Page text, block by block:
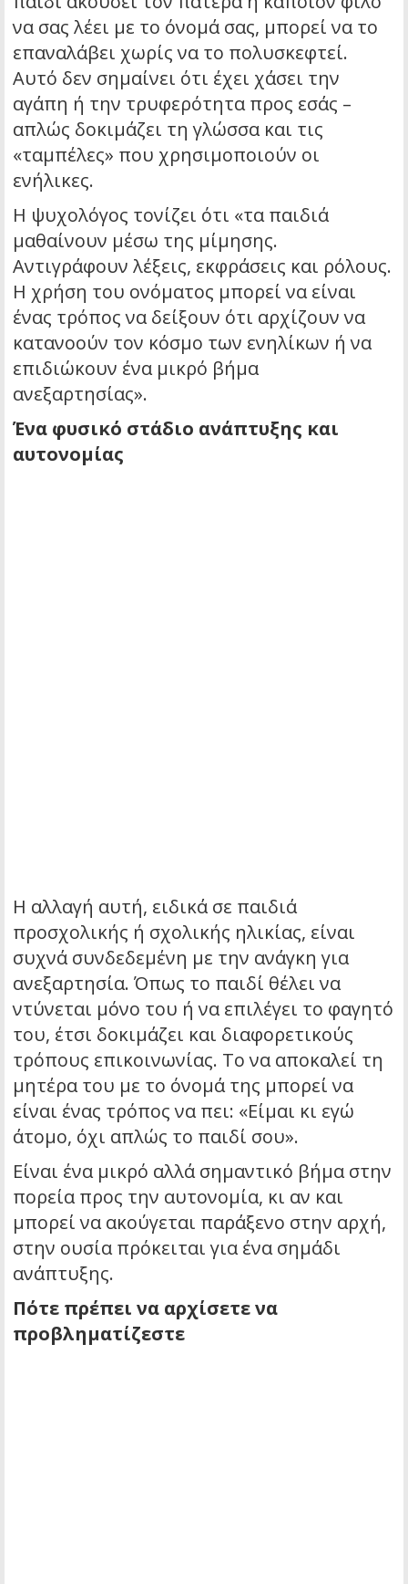
να σας λέει με το όνομά σας, μπορεί να το
επαναλάβει χωρίς να το πολυσκεφτεί.
Αυτό δεν σημαίνει ότι έχει χάσει την
αγάπη ή την τρυφερότητα προς εσάς –
απλώς δοκιμάζει τη γλώσσα και τις
«ταμπέλες» που χρησιμοποιούν οι
ενήλικες.
Η ψυχολόγος τονίζει ότι «τα παιδιά
μαθαίνουν μέσω της μίμησης.
Αντιγράφουν λέξεις, εκφράσεις και ρόλους.
Η χρήση του ονόματος μπορεί να είναι
ένας τρόπος να δείξουν ότι αρχίζουν να
κατανοούν τον κόσμο των ενηλίκων ή να
επιδιώκουν ένα μικρό βήμα
ανεξαρτησίας».
Ένα φυσικό στάδιο ανάπτυξης και
αυτονομίας
Η αλλαγή αυτή, ειδικά σε παιδιά
προσχολικής ή σχολικής ηλικίας, είναι
συχνά συνδεδεμένη με την ανάγκη για
ανεξαρτησία. Όπως το παιδί θέλει να
ντύνεται μόνο του ή να επιλέγει το φαγητό
του, έτσι δοκιμάζει και διαφορετικούς
τρόπους επικοινωνίας. Το να αποκαλεί τη
μητέρα του με το όνομά της μπορεί να
είναι ένας τρόπος να πει: «Είμαι κι εγώ
άτομο, όχι απλώς το παιδί σου».
Είναι ένα μικρό αλλά σημαντικό βήμα στην
πορεία προς την αυτονομία, κι αν και
μπορεί να ακούγεται παράξενο στην αρχή,
στην ουσία πρόκειται για ένα σημάδι
ανάπτυξης.
Πότε πρέπει να αρχίσετε να
προβληματίζεστε